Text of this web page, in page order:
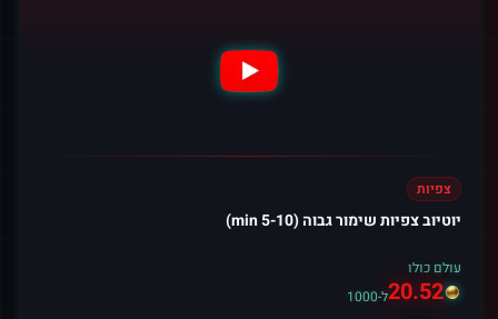
צפיות
יוטיוב צפיות שימור גבוה (5-10 min)
עולם כולו
20.52ל-1000